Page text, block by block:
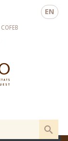
EN
COFEB